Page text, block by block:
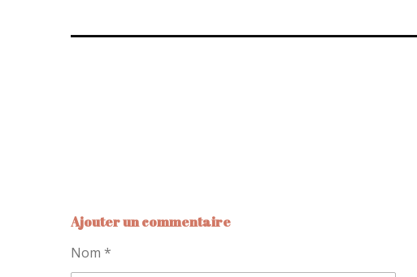
Ajouter un commentaire
Nom *